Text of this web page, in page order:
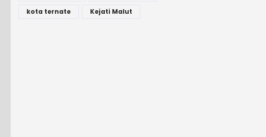
kota ternate
Kejati Malut